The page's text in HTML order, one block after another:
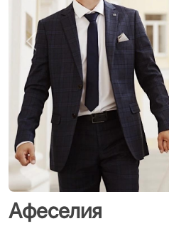
Назад
Афеселия